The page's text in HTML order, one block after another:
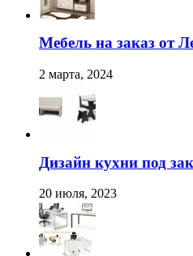
Мебель на заказ от
2 марта, 2024
Дизайн кухни под
20 июля, 2023